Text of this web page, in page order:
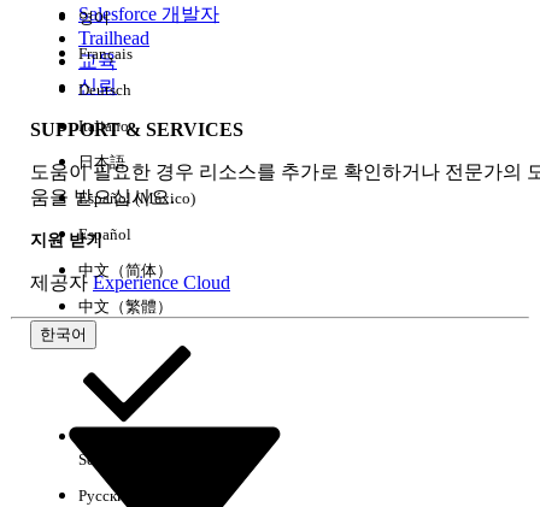
경험
Salesforce 개발자
Trailhead
교육
신뢰
SUPPORT & SERVICES
도움이 필요한 경우 리소스를 추가로 확인하거나 전문가의
움을 받으십시오.
지원 받기
제공자 Experience Cloud
한국어
영어
Français
Deutsch
Italiano
日本語
Español (México)
Español
中文（简体）
中文（繁體）
Select Org
Русский